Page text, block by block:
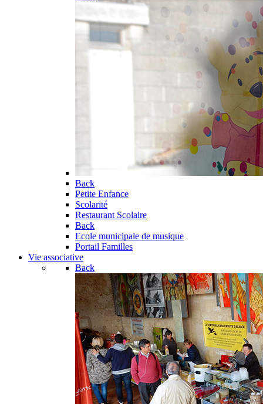
Back
Petite Enfance
Scolarité
Restaurant Scolaire
Back
Ecole municipale de musique
Portail Familles
Vie associative
Back